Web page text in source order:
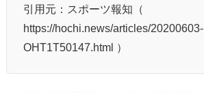
引用元：スポーツ報知（
https://hochi.news/articles/20200603-
OHT1T50147.html ）